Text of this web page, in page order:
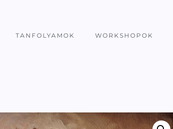
TANFOLYAMOK WORKSHOPOK